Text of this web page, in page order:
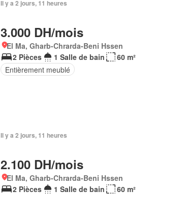
Il y a 2 jours, 11 heures
3.000 DH/mois
El Ma, Gharb-Chrarda-Beni Hssen
2 Pièces
1 Salle de bain
60 m²
Entièrement meublé
Il y a 2 jours, 11 heures
2.100 DH/mois
El Ma, Gharb-Chrarda-Beni Hssen
2 Pièces
1 Salle de bain 60 m²